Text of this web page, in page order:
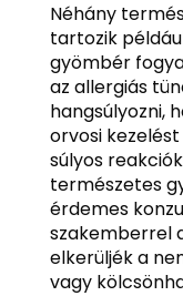
Néhány
tartozik
gyömbér
az allergiás
hangsúlyozni,
orvosi
súlyos
természetes
érdemes
szakemberrel
elkerüljék a
vagy